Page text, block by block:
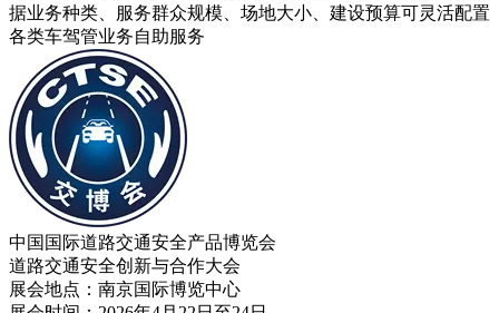
据业务种类、服务群众规模、场地大小、建设预算可灵活配置
各类车驾管业务自助服务
中国国际道路交通安全产品博览会
道路交通安全创新与合作大会
展会地点：南京国际博览中心